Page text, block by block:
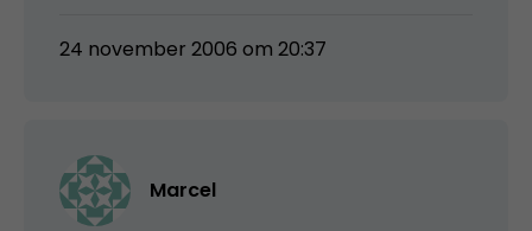
24 november 2006 om 20:37
Marcel